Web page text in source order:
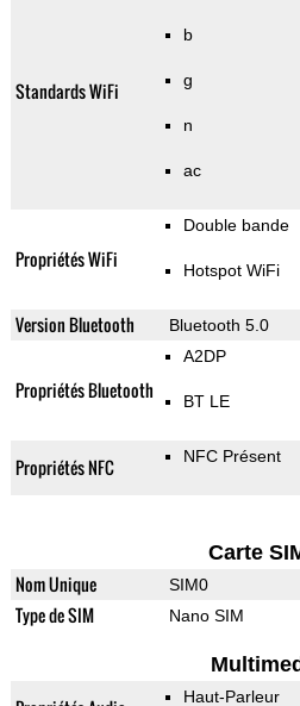
Standards WiFi
b
g
n
ac
Propriétés WiFi
Double bande
Hotspot WiFi
Version Bluetooth Bluetooth 5.0
Propriétés Bluetooth
A2DP
BT LE
Propriétés NFC NFC Présent
Carte
Nom Unique SIM0
Type de SIM Nano SIM
Haut-Parleur